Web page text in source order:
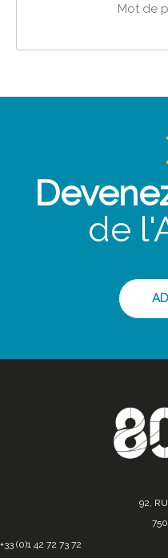
Mot de
de
92,
+33 (0)1 42 72 73 72